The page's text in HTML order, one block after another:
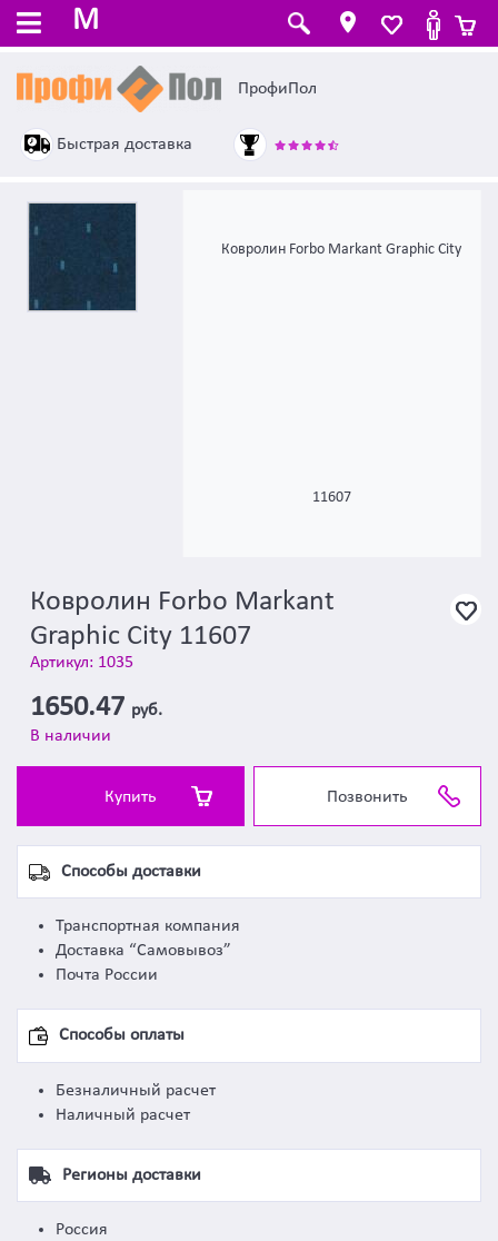
M
ПрофиПол
Быстрая доставка
Ковролин Forbo Markant
Graphic City 11607
Артикул: 1035
1650.47 руб.
В наличии
Купить Позвонить
Способы доставки
Транспортная компания
Доставка “Самовывоз”
Почта России
Способы оплаты
Безналичный расчет
Наличный расчет
Регионы доставки
Россия